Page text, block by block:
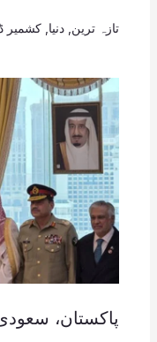
تازہ ترین دنیا کشمیر
پاکستان،